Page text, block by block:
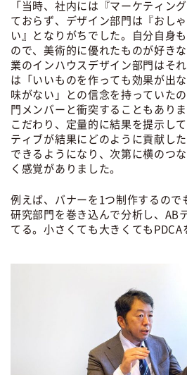
「当時、社内には『マーケティン
ておらず、デザイン部門は『おし
い』となりがちでした。自分自身
ので、美術的に優れたものが好き
業のインハウスデザイン部門はそ
は「いいものを作っても効果が出
味がない」との信念を持っていた
門メンバーと衝突することもあり
こだわり、定量的に結果を提示し
ティブが結果にどのように貢献し
できるようになり、次第に横のつ
く感覚がありました。
例えば、バナーを1つ制作するので
研究部門を巻き込んで分析し、AB
てる。小さくても大きくてもPDCA